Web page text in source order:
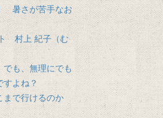
暑さが苦手なお
村上 紀子（む
も、無理にでも
すよね？
まで行けるのか